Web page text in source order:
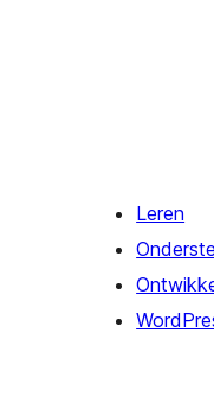
Leren